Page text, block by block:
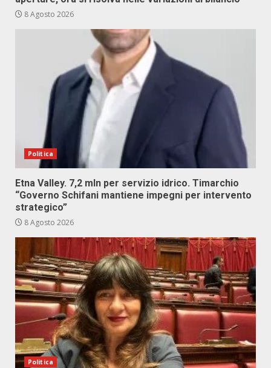
8 Agosto 2026
Politica
Etna Valley. 7,2 mln per servizio idrico. Timarchio
“Governo Schifani mantiene impegni per intervento
strategico”
8 Agosto 2026
Politica